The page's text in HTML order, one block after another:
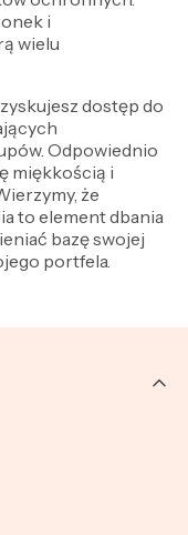
i
wielu
dostęp do
Odpowiednio
miękkością i
że
to element dbania
bazę swojej
portfela.